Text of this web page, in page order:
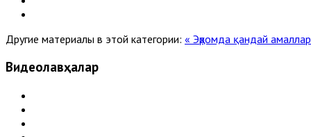
Другие материалы в этой категории: « Эҳромда қандай
Видеолавҳалар